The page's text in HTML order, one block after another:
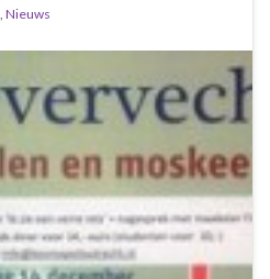
Nieuws